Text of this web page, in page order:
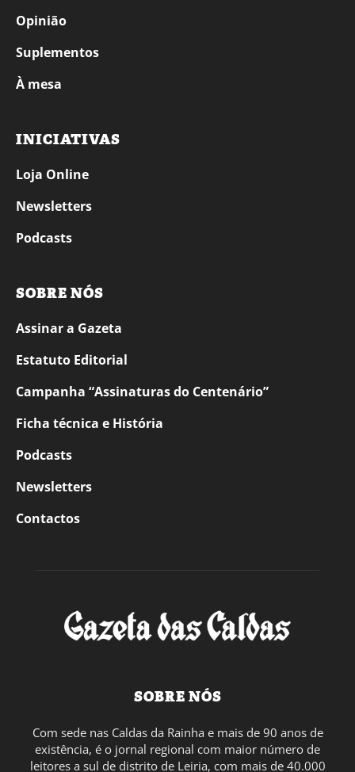
Opinião
Suplementos
À mesa
INICIATIVAS
Loja Online
Newsletters
Podcasts
SOBRE NÓS
Assinar a Gazeta
Estatuto Editorial
Campanha “Assinaturas do Centenário”
Ficha técnica e História
Podcasts
Newsletters
Contactos
SOBRE NÓS
Com sede nas Caldas da Rainha e mais de 90 anos de
existência, é o jornal regional com maior número de
leitores a sul de distrito de Leiria, com mais de 40.000